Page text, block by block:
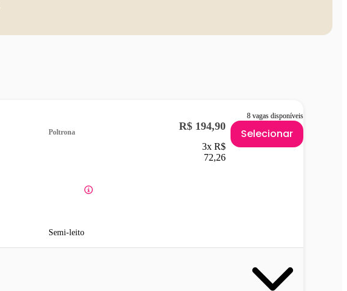
8 vagas disponíveis
Poltrona
Semi-leito
R$ 194,90
3x R$
72,26
Selecionar